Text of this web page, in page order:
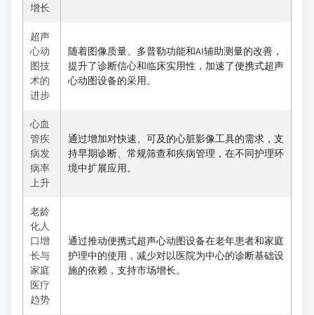
增长
超声
心动
图技
术的
进步
随着图像质量、多普勒功能和AI辅助测量的改善，
提升了诊断信心和临床实用性，加速了便携式超声
心动图设备的采用。
心血
管疾
病发
病率
上升
通过增加对快速、可及的心脏影像工具的需求，支
持早期诊断、常规筛查和疾病管理，在不同护理环
境中扩展应用。
老龄
化人
口增
长与
家庭
医疗
趋势
通过推动便携式超声心动图设备在老年患者和家庭
护理中的使用，减少对以医院为中心的诊断基础设
施的依赖，支持市场增长。